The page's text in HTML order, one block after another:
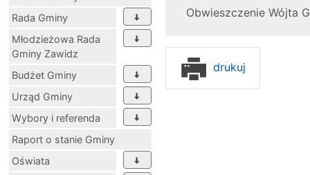
Rada Gminy
Młodzieżowa Rada
Gminy Zawidz
Budżet Gminy
Urząd Gminy
Wybory i referenda
Raport o stanie Gminy
Oświata
Obwieszczenie Wójta
drukuj